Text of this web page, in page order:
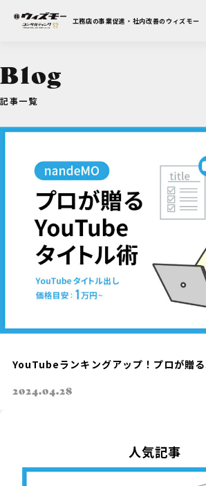
工務店の事業促進・社内改善のウィズモー
Blog
記事一覧
YouTubeランキングアップ！プロが贈
2024.04.28
人気記事